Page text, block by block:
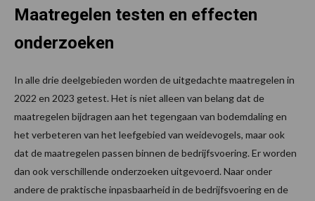
Maatregelen testen en effecten
onderzoeken
In alle drie deelgebieden worden de uitgedachte maatregelen in
2022 en 2023 getest. Het is niet alleen van belang dat de
maatregelen bijdragen aan het tegengaan van bodemdaling en
het verbeteren van het leefgebied van weidevogels, maar ook
dat de maatregelen passen binnen de bedrijfsvoering. Er worden
dan ook verschillende onderzoeken uitgevoerd. Naar onder
andere de praktische inpasbaarheid in de bedrijfsvoering en de